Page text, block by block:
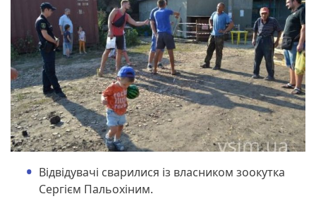
Відвідувачі сварилися із власником зоокутка
Сергієм Пальохіним.